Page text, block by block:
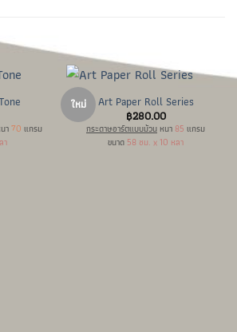
า70 แกรม
า
ใหม่
Art Paper Roll Series
฿280.00
กระดาษอาร์ตแบบม้วน หนา 85 แกรม
ขนาด 58 ซม. x 10 หลา